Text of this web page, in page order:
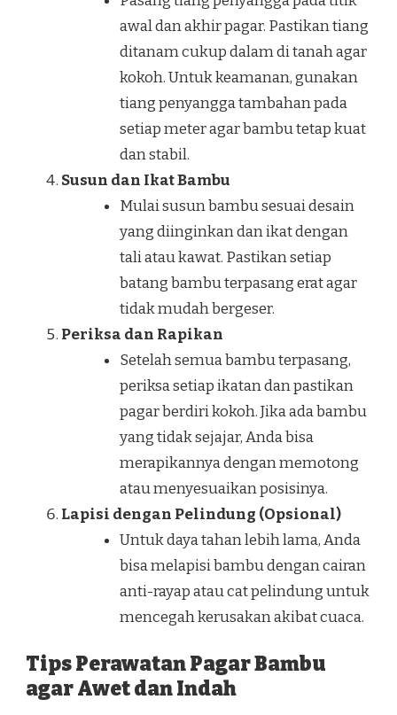
awal dan akhir pagar. Pastikan tiang
ditanam cukup dalam di tanah agar
kokoh. Untuk keamanan, gunakan
tiang penyangga tambahan pada
setiap meter agar bambu tetap kuat
dan stabil.
Susun dan Ikat Bambu
Mulai susun bambu sesuai desain
yang diinginkan dan ikat dengan
tali atau kawat. Pastikan setiap
batang bambu terpasang erat agar
tidak mudah bergeser.
Periksa dan Rapikan
Setelah semua bambu terpasang,
periksa setiap ikatan dan pastikan
pagar berdiri kokoh. Jika ada bambu
yang tidak sejajar, Anda bisa
merapikannya dengan memotong
atau menyesuaikan posisinya.
Lapisi dengan Pelindung (Opsional)
Untuk daya tahan lebih lama, Anda
bisa melapisi bambu dengan cairan
anti-rayap atau cat pelindung untuk
mencegah kerusakan akibat cuaca.
Tips Perawatan Pagar Bambu
agar Awet dan Indah